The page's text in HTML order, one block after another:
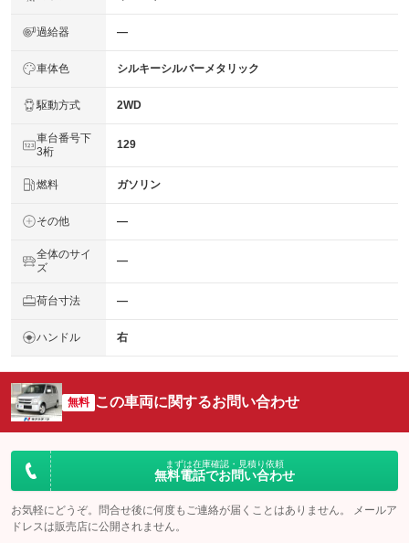
過給器 ―
車体色 シルキーシルバーメタリック
駆動方式 2WD
車台番号下
3桁
129
燃料 ガソリン
その他 ―
全体のサイ
ズ
―
荷台寸法 ―
ハンドル 右
無料 この車両に関するお問い合わせ
まずは在庫確認・見積り依頼
無料電話でお問い合わせ
お気軽にどうぞ。問合せ後に何度もご連絡が届くことはありません。 メールア
ドレスは販売店に公開されません。